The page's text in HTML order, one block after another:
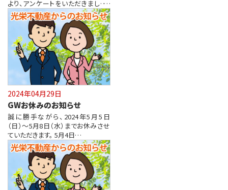
より、アンケートをいただきました！
…
2024年04月29日
GWお休みのお知らせ
誠に勝手ながら、2024年5月5日
（日）～5月8日（水）までお休みさせ
ていただきます。 5月4日…